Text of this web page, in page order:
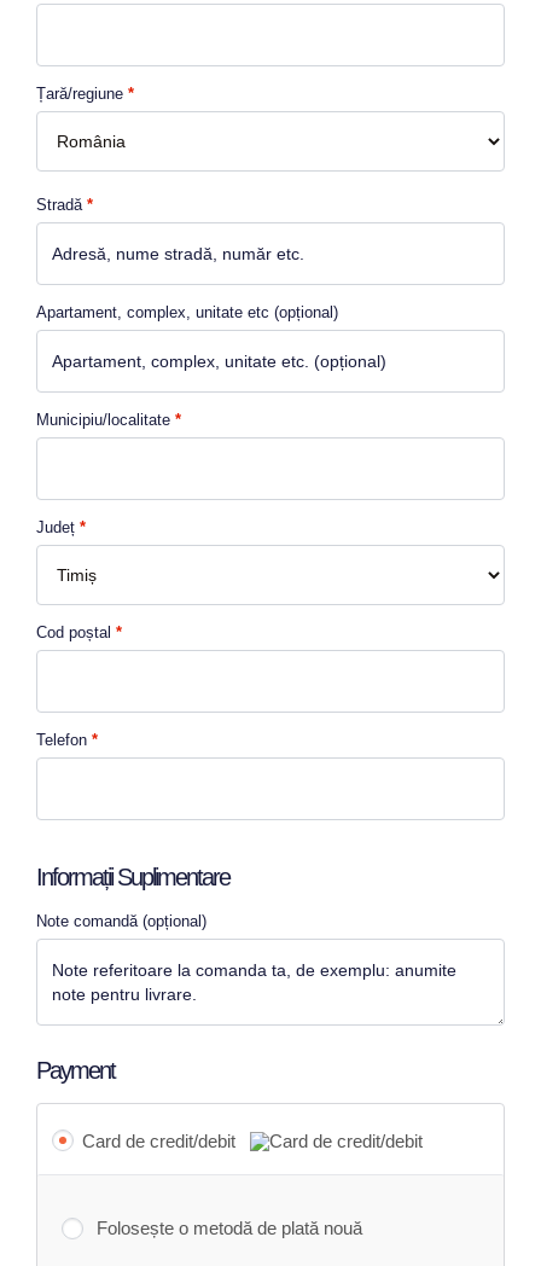
Țară/regiune *
Stradă *
Apartament, complex, unitate etc (opțional)
Municipiu/localitate *
Județ *
Cod poștal *
Telefon *
Informații Suplimentare
Note comandă (opțional)
Payment
Card de credit/debit
Folosește o metodă de plată nouă